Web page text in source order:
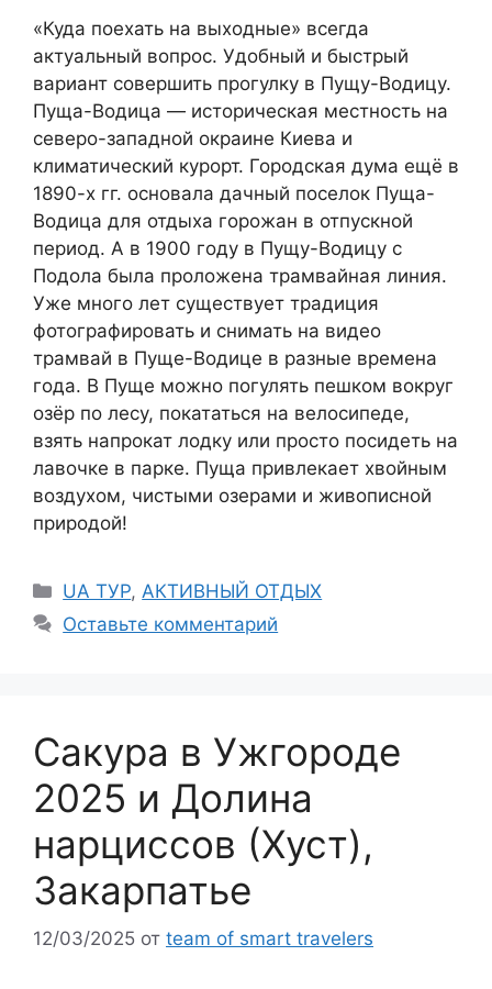
«Куда поехать на выходные» всегда
актуальный вопрос. Удобный и быстрый
вариант совершить прогулку в Пущу-Водицу.
Пуща-Водица — историческая местность на
северо-западной окраине Киева и
климатический курорт. Городская дума ещё в
1890-х гг. основала дачный поселок Пуща-
Водица для отдыха горожан в отпускной
период. А в 1900 году в Пущу-Водицу с
Подола была проложена трамвайная линия.
Уже много лет существует традиция
фотографировать и снимать на видео
трамвай в Пуще-Водице в разные времена
года. В Пуще можно погулять пешком вокруг
озёр по лесу, покататься на велосипеде,
взять напрокат лодку или просто посидеть на
лавочке в парке. Пуща привлекает хвойным
воздухом, чистыми озерами и живописной
природой!
Рубрики
UA ТУР, АКТИВНЫЙ ОТДЫХ
Оставьте комментарий
Сакура в Ужгороде
2025 и Долина
нарциссов (Хуст),
Закарпатье
12/03/2025 от team of smart travelers